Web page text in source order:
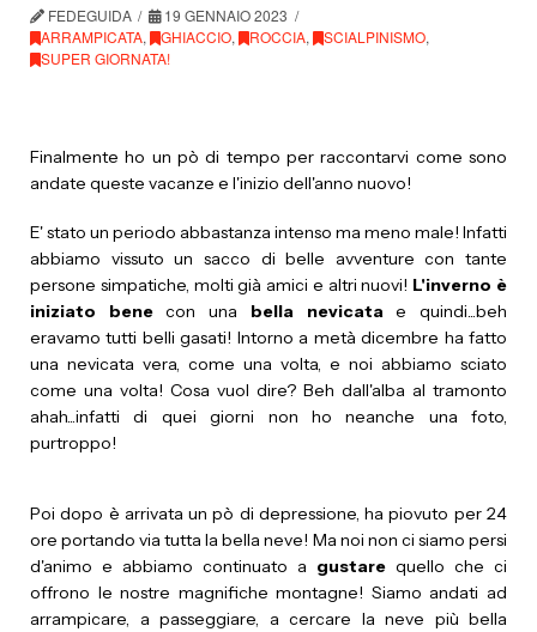
FEDEGUIDA
19 GENNAIO 2023
ARRAMPICATA, GHIACCIO, ROCCIA, SCIALPINISMO,
SUPER GIORNATA!
Finalmente ho un pò di tempo per raccontarvi come sono
andate queste vacanze e l'inizio dell'anno nuovo!
E' stato un periodo abbastanza intenso ma meno male! Infatti
abbiamo vissuto un sacco di belle avventure con tante
persone simpatiche, molti già amici e altri nuovi! L'inverno è
iniziato benecon una bella nevicatae quindi...beh
eravamo tutti belli gasati! Intorno a metà dicembre ha fatto
una nevicata vera, come una volta, e noi abbiamo sciato
come una volta! Cosa vuol dire? Beh dall'alba al tramonto
ahah...infatti di quei giorni non ho neanche una foto,
purtroppo!
Poi dopo è arrivata un pò di depressione, ha piovuto per 24
ore portando via tutta la bella neve! Ma noi non ci siamo persi
d'animo e abbiamo continuato a gustare quello che ci
offrono le nostre magnifiche montagne! Siamo andati ad
arrampicare, a passeggiare, a cercare la neve più bella